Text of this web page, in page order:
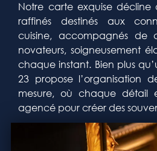
Notre carte exquise décline
raffinés destinés aux
cuisine, accompagnés de
novateurs, soigneusement
chaque instant. Bien plus
23 propose l’organisation
mesure, où chaque détail
agencé pour créer des